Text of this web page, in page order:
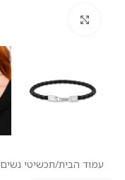
עמוד הבית/תכשיטי נשים